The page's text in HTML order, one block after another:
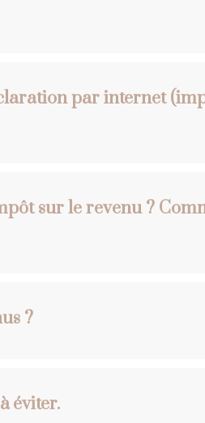
par internet
sur le revenu ?
?
éviter.